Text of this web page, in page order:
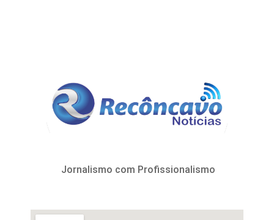
Jornalismo com Profissionalismo